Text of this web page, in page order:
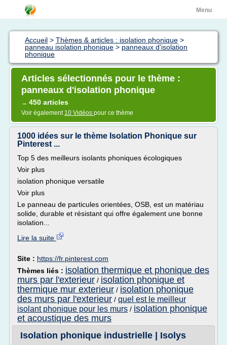
Menu
Accueil > Thèmes & articles : isolation phonique >
panneau isolation phonique > panneaux d'isolation
phonique
Articles sélectionnés pour le thème :
panneaux d'isolation phonique
→ 450 articles
Voir également 10 Vidéos pour ce thème
1000 idées sur le thème Isolation Phonique sur
Pinterest ...
Top 5 des meilleurs isolants phoniques écologiques
Voir plus
isolation phonique versatile
Voir plus
Le panneau de particules orientées, OSB, est un matériau
solide, durable et résistant qui offre également une bonne
isolation...
Lire la suite
Site : https://fr.pinterest.com
Thèmes liés : isolation thermique et phonique des
murs par l'exterieur / isolation phonique et
thermique mur exterieur / isolation phonique
des murs par l'exterieur / quel est le meilleur
isolant phonique pour les murs / isolation phonique
et acoustique des murs
Isolation phonique industrielle | Isolys